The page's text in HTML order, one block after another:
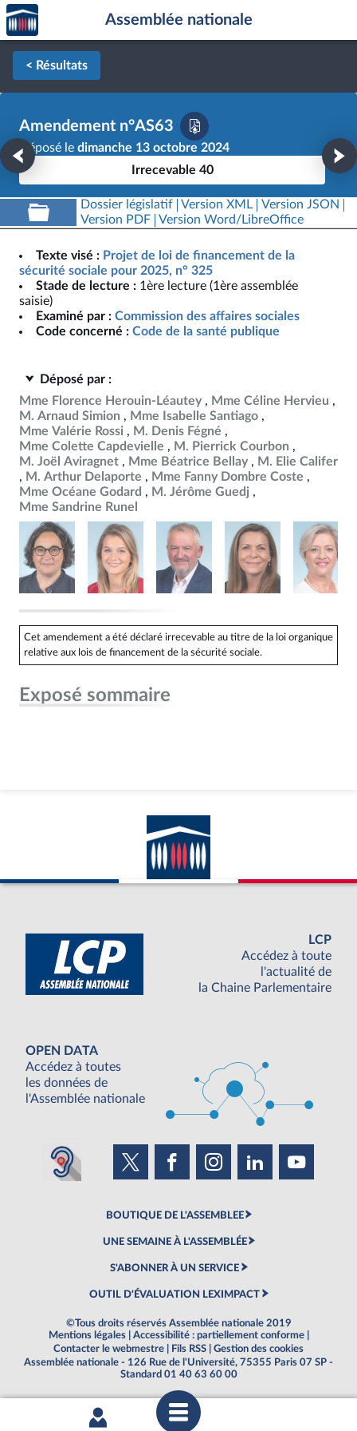
Aller au contenu
Aller en bas de la page
Accèder
à la
page
d'accueil
Assemblée nationale
< Résultats
Amendement n°AS63
Déposé le dimanche 13 octobre 2024
Irrecevable 40
Dossier législatif Version XML
Version JSON
Version PDF
Version Word/LibreOffice
Texte visé : Projet de loi de financement de la
sécurité sociale pour 2025, n° 325
Stade de lecture : 1ère lecture (1ère assemblée
saisie)
Examiné par : Commission des affaires sociales
Code concerné : Code de la santé publique
Déposé par :
Mme Florence Herouin-Léautey
Mme Céline Hervieu
M. Arnaud Simion
Mme Isabelle Santiago
Mme Valérie Rossi
M. Denis Fégné
Mme Colette Capdevielle
M. Pierrick Courbon
M. Joël Aviragnet
Mme Béatrice Bellay
M. Elie Califer
M. Arthur Delaporte
Mme Fanny Dombre Coste
Mme Océane Godard
M. Jérôme Guedj
Mme Sandrine Runel
Cet amendement a été déclaré irrecevable au titre de la loi organique
relative aux lois de financement de la sécurité sociale.
Exposé sommaire
LCP
Accédez à toute
l'actualité de
la Chaine Parlementaire
OPEN DATA
Accédez à toutes
les données de
l'Assemblée nationale
BOUTIQUE DE L'ASSEMBLEE
UNE SEMAINE À L'ASSEMBLÉE
S'ABONNER À UN SERVICE
OUTIL D'ÉVALUATION LEXIMPACT
©Tous droits réservés Assemblée nationale 2019
Mentions légales
Accessibilité : partiellement conforme
Contacter le webmestre
Fils RSS
Gestion des cookies
Assemblée nationale - 126 Rue de l'Université, 75355 Paris 07 SP -
Standard 01 40 63 60 00